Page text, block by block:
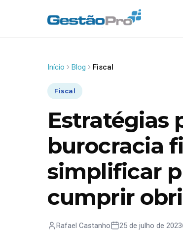
Início Blog Fiscal
Fiscal
Estratégias
burocracia
simplificar
cumprir
Rafael Castanho 25 de julho de 2023